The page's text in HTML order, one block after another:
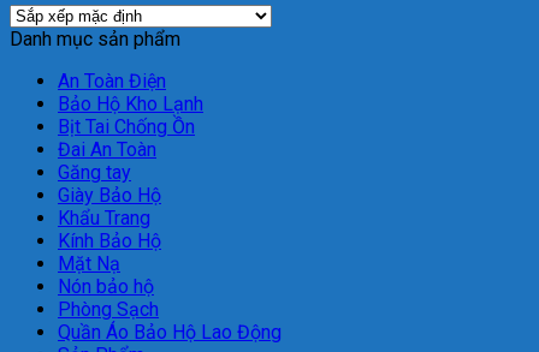
Danh mục sản phẩm
An Toàn Điện
Bảo Hộ Kho Lạnh
Bịt Tai Chống Ồn
Đai An Toàn
Găng tay
Giày Bảo Hộ
Khẩu Trang
Kính Bảo Hộ
Mặt Nạ
Nón bảo hộ
Phòng Sạch
Quần Áo Bảo Hộ Lao Động